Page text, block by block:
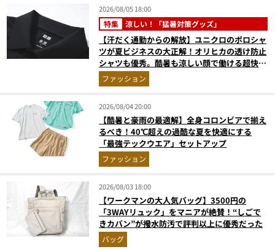
2026/08/05 18:00
特集 涼しい！「猛暑対策グッズ」
【汗だく通勤からの解放】ユニクロのポロシャ
ツが夏ビジネスの大正解！オリヒカの透け防止
シャツも優秀。酷暑も涼しい顔で働ける超快適
ウエアの実力
ファッション
2026/08/04 20:00
【酷暑と豪雨の最適解】全身コロンビアで揃え
るべき！40℃超えの過酷な夏を快適にする
「最強テックウエア」セットアップ
ファッション
2026/08/03 18:00
【ワークマンの大人気バッグ】3500円の
「3WAYリュック」をマニアが絶賛！“しごで
きカバン”が撥水防汚で評判以上に優秀だった
バッグ